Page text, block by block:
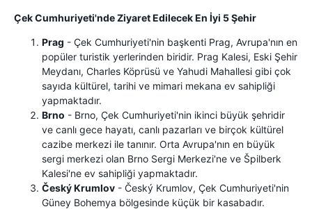
Çek Cumhuriyeti'nde Ziyaret Edilecek En İyi 5 Şehir
Prag - Çek Cumhuriyeti'nin başkenti Prag, Avrupa'nın en
popüler turistik yerlerinden biridir. Prag Kalesi, Eski Şehir
Meydanı, Charles Köprüsü ve Yahudi Mahallesi gibi çok
sayıda kültürel, tarihi ve mimari mekana ev sahipliği
yapmaktadır.
Brno - Brno, Çek Cumhuriyeti'nin ikinci büyük şehridir
ve canlı gece hayatı, canlı pazarları ve birçok kültürel
cazibe merkezi ile tanınır. Orta Avrupa'nın en büyük
sergi merkezi olan Brno Sergi Merkezi'ne ve Špilberk
Kalesi'ne ev sahipliği yapmaktadır.
Český Krumlov - Český Krumlov, Çek Cumhuriyeti'nin
Güney Bohemya bölgesinde küçük bir kasabadır.